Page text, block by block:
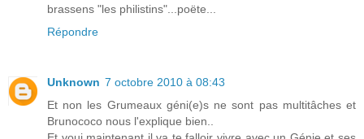
brassens "les philistins"...poëte...
Répondre
Unknown 7 octobre 2010 à 08:43
Et non les Grumeaux géni(e)s ne sont pas multitâches et
Brunococo nous l'explique bien..